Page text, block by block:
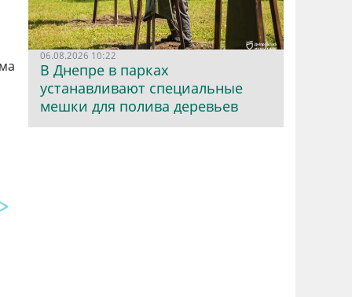
06.08.2026 10:22
В Днепре в парках
устанавливают специальные
мешки для полива деревьев